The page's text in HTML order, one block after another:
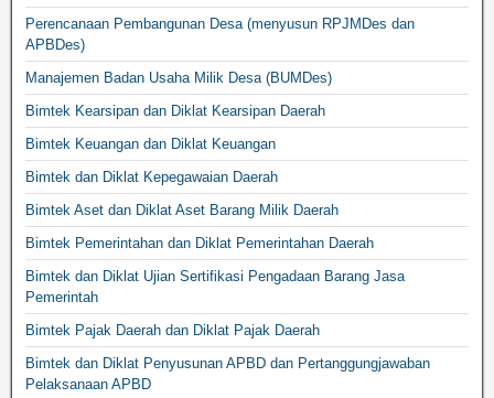
Perencanaan Pembangunan Desa (menyusun RPJMDes dan
APBDes)
Manajemen Badan Usaha Milik Desa (BUMDes)
Bimtek Kearsipan dan Diklat Kearsipan Daerah
Bimtek Keuangan dan Diklat Keuangan
Bimtek dan Diklat Kepegawaian Daerah
Bimtek Aset dan Diklat Aset Barang Milik Daerah
Bimtek Pemerintahan dan Diklat Pemerintahan Daerah
Bimtek dan Diklat Ujian Sertifikasi Pengadaan Barang Jasa
Pemerintah
Bimtek Pajak Daerah dan Diklat Pajak Daerah
Bimtek dan Diklat Penyusunan APBD dan Pertanggungjawaban
Pelaksanaan APBD